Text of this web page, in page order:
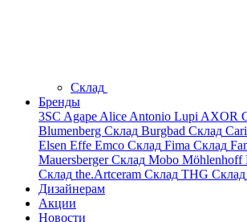
Склад
Бренды
3SC Agape Alice Antonio Lupi AXOR
Blumenberg Склад Burgbad Склад
Elsen Effe Emco Склад Fima Склад
MauersbergerСклад Mobo Möhlenhoff
Склад the.Artceram Склад THG Склад
Дизайнерам
Акции
Новости